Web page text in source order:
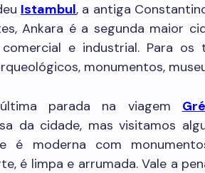
Istambul, a antiga
Ankara é a segunda maior
e industrial. Para os
monumentos,
parada na viagem
da cidade, mas visitamos
é moderna com
é limpa e arrumada. Vale a